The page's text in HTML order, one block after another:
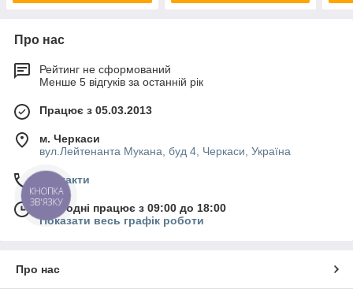
Про нас
Рейтинг не сформований
Менше 5 відгуків за останній рік
Працює з 05.03.2013
м. Черкаси
вул.Лейтенанта Мукана, буд 4, Черкаси, Україна
Контакти
Сьогодні працює з 09:00 до 18:00
Показати весь графік роботи
Про нас
КНОПКА
ЗВ'ЯЗКУ